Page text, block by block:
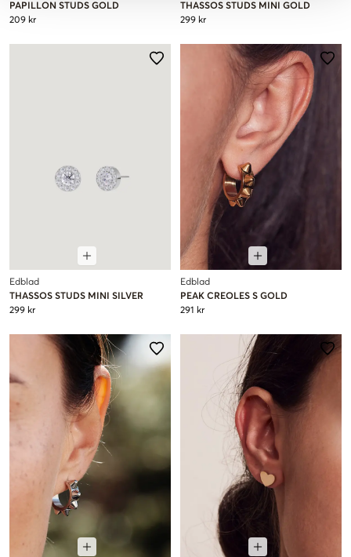
PAPILLON STUDS GOLD
209 kr
THASSOS STUDS MINI GOLD
299 kr
Edblad
THASSOS STUDS MINI SILVER
299 kr
Edblad
PEAK CREOLES S GOLD
291 kr